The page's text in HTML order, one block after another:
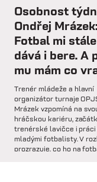
st 4.2.
Hlavní trenér Lukáš Kříž v
rozhovoru hodnotí
průběh zimní...
so 31.1.
🅱️ Prohra proti rezervě
Zabrze.
so 31.1.
🅱️ DNES HRAJÍ HANÁCI
Osobnost
Ondřej Mrázek:
Fotbal mi stále
dává i bere. A
mu mám co
Trenér mládeže a hlavní
organizátor turnaje
Mrázek vzpomíná na
hráčskou kariéru,
trenérské lavičce i práci
mladými fotbalisty. V
prozrazuje, co ho na